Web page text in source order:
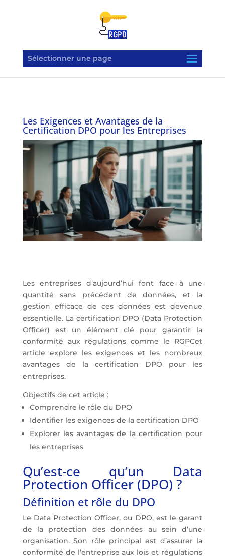
Sélectionner une page
Les Exigences et Avantages de la
Certification DPO pour les Entreprises
Les entreprises d’aujourd’hui font face à une
quantité sans précédent de données, et la
gestion efficace de ces données est devenue
essentielle. La certification DPO (Data Protection
Officer) est un élément clé pour garantir la
conformité aux régulations comme le RGPCet
article explore les exigences et les nombreux
avantages de la certification DPO pour les
entreprises.
Objectifs de cet article :
Comprendre le rôle du DPO
Identifier les exigences de la certification DPO
Explorer les avantages de la certification pour
les entreprises
Qu’est-ce qu’un Data
Protection Officer (DPO) ?
Définition et rôle du DPO
Le Data Protection Officer, ou DPO, est le garant
de la protection des données au sein d’une
organisation. Son rôle principal est d’assurer la
conformité de l’entreprise aux lois et régulations